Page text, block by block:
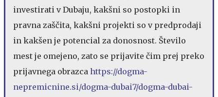
investirati v Dubaju, kakšni so postopki in
pravna zaščita, kakšni projekti so v predprodaji
in kakšen je potencial za donosnost. Število
mest je omejeno, zato se prijavite čim prej preko
prijavnega obrazca https://dogma-
nepremicnine.si/dogma-dubai7/dogma-dubai-